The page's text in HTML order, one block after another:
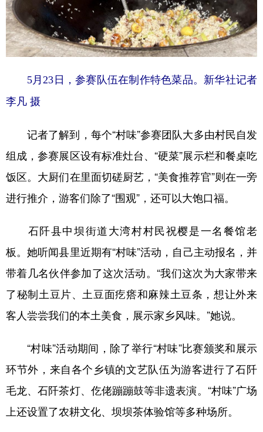
5月23日，参赛队伍在制作特色菜品。新华社记者
李凡 摄
记者了解到，每个“村味”参赛团队大多由村民自发
组成，参赛展区设有标准灶台、“硬菜”展示栏和餐桌吃
饭区。大厨们在里面切磋厨艺，“美食推荐官”则在一旁
进行推介，游客们除了“围观”，还可以大饱口福。
石阡县中坝街道大湾村村民祝樱是一名餐馆老
板。她听闻县里近期有“村味”活动，自己主动报名，并
带着几名伙伴参加了这次活动。“我们这次为大家带来
了秘制土豆片、土豆面疙瘩和麻辣土豆条，想让外来
客人尝尝我们的本土美食，展示家乡风味。”她说。
“村味”活动期间，除了举行“村味”比赛颁奖和展示
环节外，来自各个乡镇的文艺队伍为游客进行了石阡
毛龙、石阡茶灯、仡佬蹦蹦鼓等非遗表演。“村味”广场
上还设置了农耕文化、坝坝茶体验馆等多种场所。